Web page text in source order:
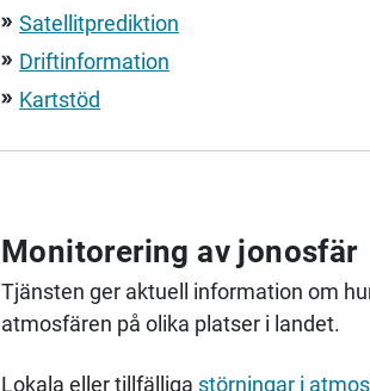
double_arrow Satellitprediktion
double_arrow Driftinformation
double_arrow Kartstöd
Monitorering av jonosfär
Tjänsten ger aktuell information om
atmosfären på olika platser i landet.
Lokala eller tillfälliga störningar i